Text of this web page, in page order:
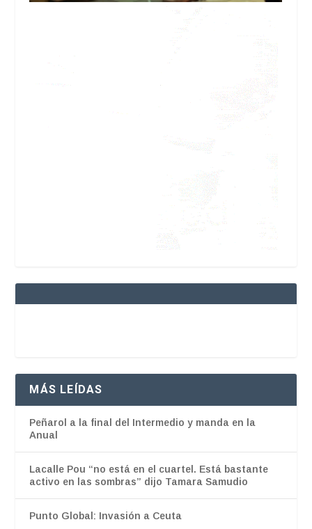
MÁS LEÍDAS
Peñarol a la final del Intermedio y manda en la
Anual
Lacalle Pou “no está en el cuartel. Está bastante
activo en las sombras” dijo Tamara Samudio
Punto Global: Invasión a Ceuta